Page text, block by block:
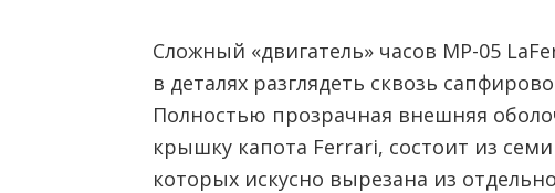
Сложный «двигатель» часов MP-05
в деталях разглядеть сквозь
Полностью прозрачная внешняя
крышку капота Ferrari, состоит из
которых искусно вырезана из